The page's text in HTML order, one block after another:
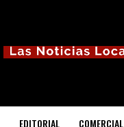
EDITORIAL COMERCIAL